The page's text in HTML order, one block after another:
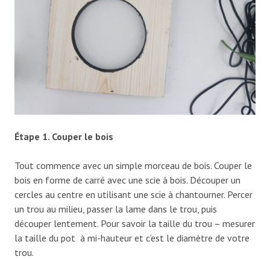
Étape 1. Couper le bois
Tout commence avec un simple morceau de bois. Couper le
bois en forme de carré avec une scie à bois. Découper un
cercles au centre en utilisant une scie à chantourner. Percer
un trou au milieu, passer la lame dans le trou, puis
découper lentement. Pour savoir la taille du trou – mesurer
la taille du pot à mi-hauteur et c’est le diamètre de votre
trou.